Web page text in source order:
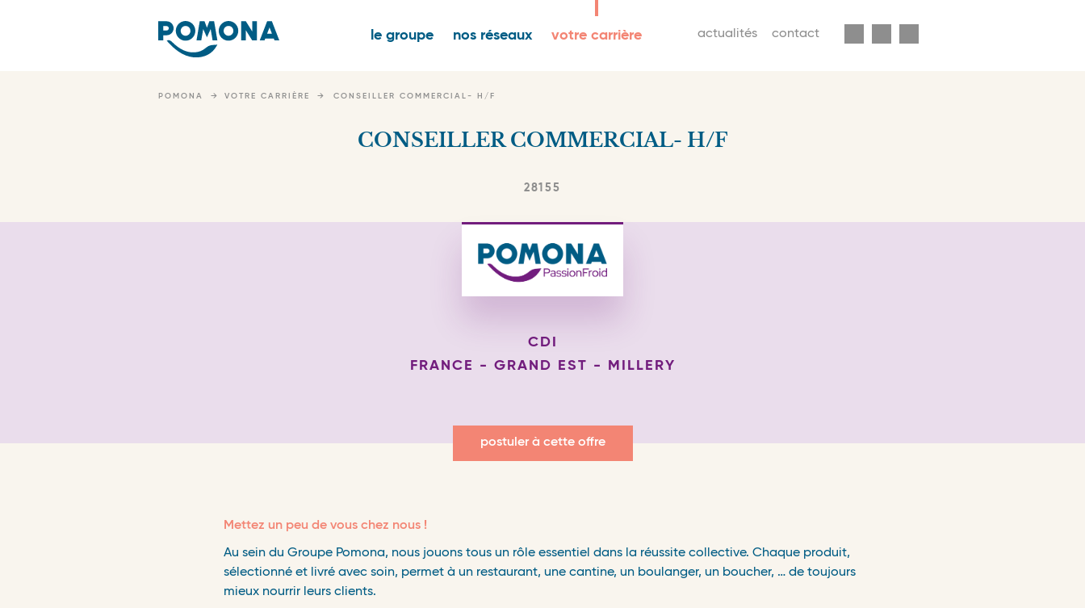
principale
le groupe nos réseaux votre carrière
Menu
secondaire
actualités contact
POMONA VOTRE CARRIÈRE CONSEILLER COMMERCIAL- H/F
CONSEILLER COMMERCIAL- H/F
28155
CDI
FRANCE - GRAND EST - MILLERY
postuler à cette offre
Mettez un peu de vous chez nous !
Au sein du Groupe Pomona, nous jouons tous un rôle essentiel dans la réussite collective. Chaque produit,
sélectionné et livré avec soin, permet à un restaurant, une cantine, un boulanger, un boucher, … de toujours
mieux nourrir leurs clients.